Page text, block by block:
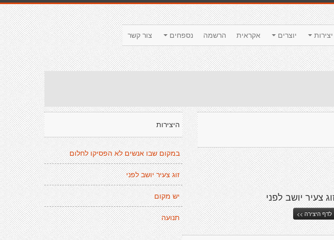
צור קשר נספחים הרשמה אקראית יוצרים יצירות
היצירות
במקום שבו אנשים לא הפסיקו לחלום
זוג צעיר יושב לפני
יש מקום
תנועה
צעיר יושב לפני
לדף היצירה >>